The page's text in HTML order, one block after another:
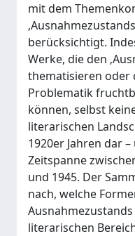
mit dem
berücksichtigt.
Werke, die den
thematisieren oder
Problematik
können, selbst
literarischen
1920er Jahren dar
Zeitspanne
und 1945. Der
nach, welche
literarischen